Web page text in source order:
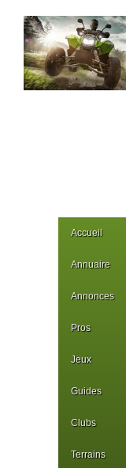
Accueil
Annuaire
Annonces
Pros
Jeux
Guides
Clubs
Terrains